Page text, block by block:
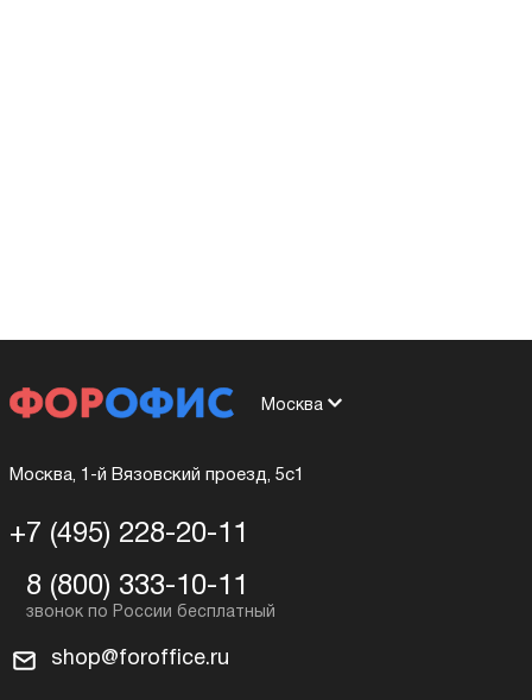
Москва
Москва, 1-й Вязовский проезд, 5с1
+7 (495) 228-20-11
8 (800) 333-10-11
shop@foroffice.ru